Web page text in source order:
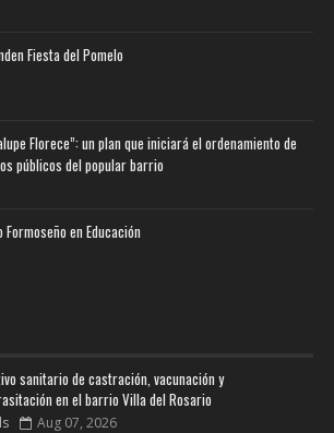
Fiesta del Pomelo
Florece”: un plan que iniciará el ordenamiento de
públicos del popular barrio
Formoseño en Educación
sanitario de castración, vacunación y
en el barrio Villa del Rosario
Aug 07, 2026